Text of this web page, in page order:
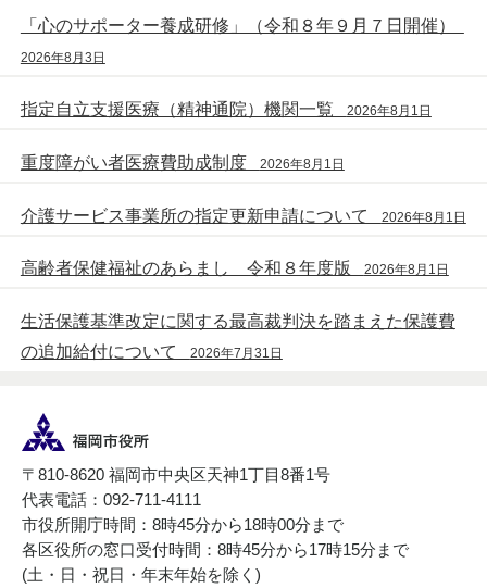
「心のサポーター養成研修」（令和８年９月７日開催）
2026年8月3日
指定自立支援医療（精神通院）機関一覧 2026年8月1日
重度障がい者医療費助成制度 2026年8月1日
介護サービス事業所の指定更新申請について 2026年8月1日
高齢者保健福祉のあらまし 令和８年度版 2026年8月1日
生活保護基準改定に関する最高裁判決を踏まえた保護費
の追加給付について
2026年7月31日
〒810-8620 福岡市中央区天神1丁目8番1号
代表電話：092-711-4111
市役所開庁時間：8時45分から18時00分まで
各区役所の窓口受付時間：8時45分から17時15分まで
(土・日・祝日・年末年始を除く)